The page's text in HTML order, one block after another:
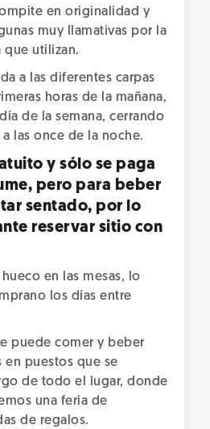
en originalidad y
muy llamativas por la
que utilizan.
a las diferentes carpas
horas de la mañana,
de la semana, cerrando
las once de la noche.
y sólo se paga
pero para beber
sentado, por lo
reservar sitio con
en las mesas, lo
los días entre
puede comer y beber
en puestos que se
de todo el lugar, donde
una feria de
de regalos.